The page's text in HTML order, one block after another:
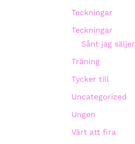
Teckningar
Teckningar
Sånt jag säljer
Träning
Tycker till
Uncategorized
Ungen
Värt att fira